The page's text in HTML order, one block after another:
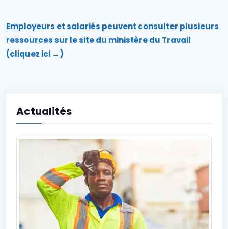
Employeurs et salariés peuvent consulter plusieurs
ressources sur le site du ministère du Travail
(cliquez ici →)
Actualités